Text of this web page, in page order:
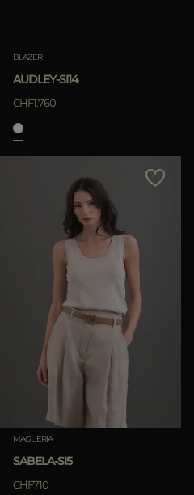
BLAZER
AUDLEY-SI14
CHF1.760
MAGLIERIA
SABELA-SI5
CHF710